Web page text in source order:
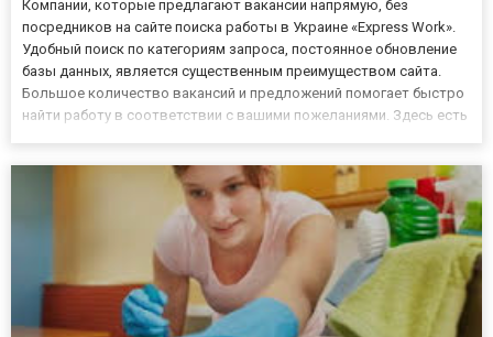
Компании, которые предлагают вакансии напрямую, без
посредников на сайте поиска работы в Украине «Express Work».
Удобный поиск по категориям запроса, постоянное обновление
базы данных, является существенным преимуществом сайта.
Большое количество вакансий и предложений помогает быстро
найти работу в соответствии с вашими пожеланиями. Здесь есть